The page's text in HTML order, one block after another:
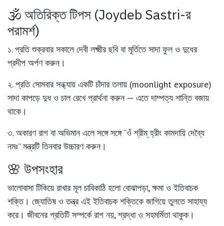
🕉️ অতিরিক্ত টিপস (Joydeb Sastri-র
পরামর্শ)
১. প্রতি শুক্রবার সকালে দেবী লক্ষ্মীর ছবি বা মূর্তিতে সাদা ফুল ও দুধের
প্রদীপ অর্পণ করুন।
২. প্রতি সোমবার সন্ধ্যায় একটি চাঁদার তলায় (moonlight exposure)
সাদা কাপড়ে দুধ ও চাল রেখে প্রার্থনা করুন — এতে দাম্পত্য শান্তি বজায়
থাকে।
৩. অকারণ রাগ বা অভিমান এলে সঙ্গে সঙ্গে “ওঁ শ্রীম্‌ হ্রীং কামদায়ি দেব্যৈ
নমঃ” মন্ত্রটি তিনবার উচ্চারণ করুন।
🌸 উপসংহার
ভালোবাসা টিকিয়ে রাখার মূল চাবিকাঠি হলোবোঝাপড়া, ক্ষমা ও ইতিবাচক
শক্তি। জ্যোতিষ ও তন্ত্র এই ইতিবাচক শক্তিকে জাগিয়ে তুলতে সাহায্য
করে। জীবনের প্রতিটি সম্পর্কে রাগ নয়, শ্রদ্ধা ও সহমর্মিতা থাকুক।